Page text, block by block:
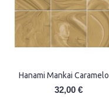
32,00 €